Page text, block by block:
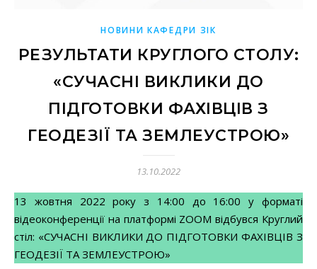
НОВИНИ КАФЕДРИ ЗІК
РЕЗУЛЬТАТИ КРУГЛОГО СТОЛУ:
«СУЧАСНІ ВИКЛИКИ ДО
ПІДГОТОВКИ ФАХІВЦІВ З
ГЕОДЕЗІЇ ТА ЗЕМЛЕУСТРОЮ»
13.10.2022
13 жовтня 2022 року з 14:00 до 16:00 у форматі
відеоконференції на платформі ZOOM відбувся Круглий
стіл: «СУЧАСНІ ВИКЛИКИ ДО ПІДГОТОВКИ ФАХІВЦІВ З
ГЕОДЕЗІЇ ТА ЗЕМЛЕУСТРОЮ»